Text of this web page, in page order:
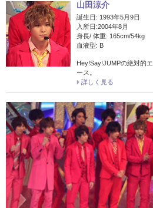
山田涼介
誕生日: 1993年5月9日
入所日:2004年8月
身長/ 体重: 165cm/54kg
血液型: B
Hey!Say!JUMPの絶対的エ
ース。
詳しく見る